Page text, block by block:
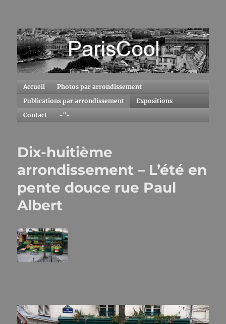
ParisCool
Accueil
Photos par arrondissement
Publications par arrondissement
Expositions
Contact
-°-
Dix-huitième
arrondissement – L’été en
pente douce rue Paul
Albert